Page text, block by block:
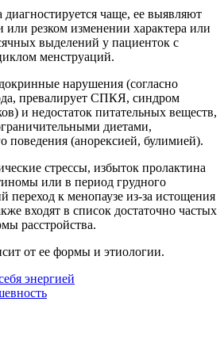
чаще, ее выявляют
резком изменении характера или
выделений у пациенток с
менструаций.
нарушения (согласно
превалирует СПКЯ, синдром
и недостаток питательных веществ,
диетами,
поведения (анорексией, булимией).
стрессы, избыток пролактина
или в период грудного
переход к менопаузе из-за истощения
входят в список достаточно частых
расстройства.
от ее формы и этиологии.
энергией